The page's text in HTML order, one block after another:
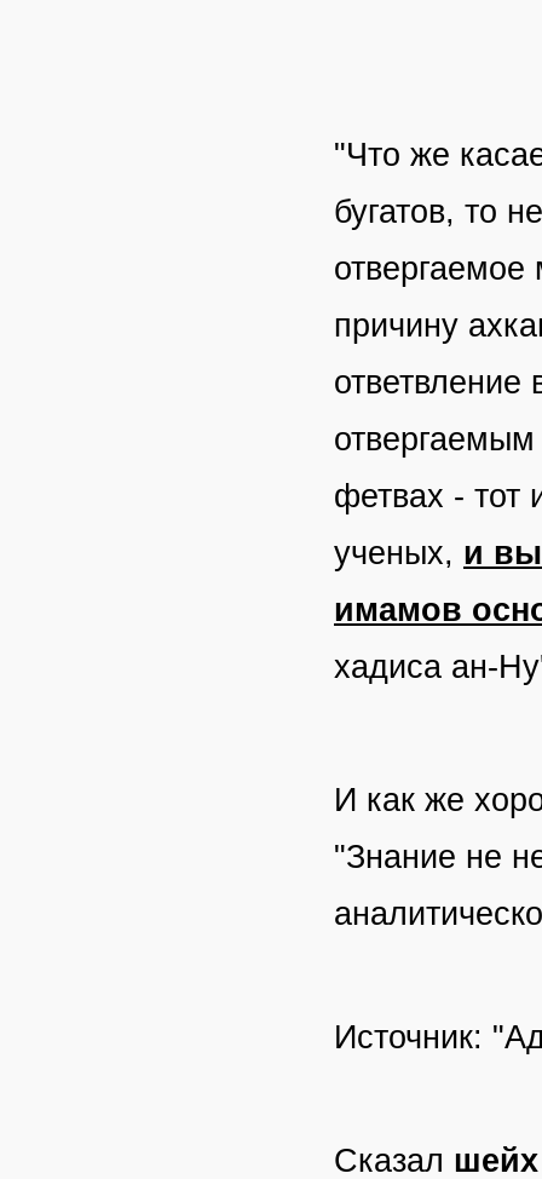
"Что же
бугатов, то
причину
фетвах - тот
ученых, и
имамов
хадиса ан-
И как же
"Знание не
Источник:
Сказал